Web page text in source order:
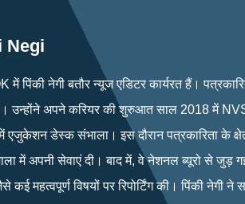
Negi
में पिंकी नेगी बतौर न्यूज एडिटर कार्यरत हैं।
उन्होंने अपने करियर की शुरुआत साल 2018 में
डेस्क संभाला। इस दौरान पत्रकारिता के
में अपनी सेवाएं दी। बाद में, वे नेशनल ब्यूरो से
कई महत्वपूर्ण विषयों पर रिपोर्टिंग की। पिंकी नेगी